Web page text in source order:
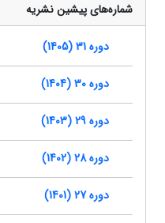
شماره‌های پیشین نشریه
دوره 31 (1405)
دوره 30 (1404)
دوره 29 (1403)
دوره 28 (1402)
دوره 27 (1401)